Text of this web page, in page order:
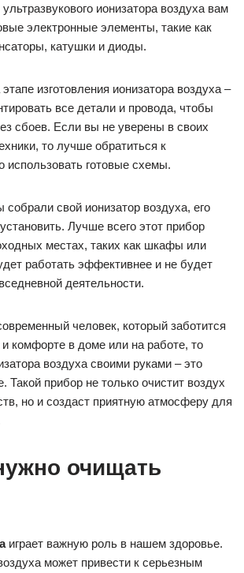
ионизатора воздуха вам
электронные элементы, такие как
катушки и диоды.
изготовления ионизатора воздуха –
все детали и провода, чтобы
сбоев. Если вы не уверены в своих
то лучше обратиться к
использовать готовые схемы.
собрали свой ионизатор воздуха, его
Лучше всего этот прибор
местах, таких как шкафы или
работать эффективнее и не будет
деятельности.
человек, который заботится
комфорте в доме или на работе, то
воздуха своими руками – это
Такой прибор не только очистит воздух
но и создаст приятную атмосферу для
очищать
играет важную роль в нашем здоровье.
может привести к серьезным